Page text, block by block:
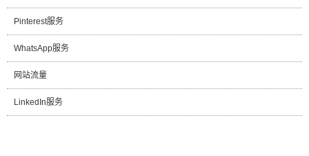
Pinterest服务
WhatsApp服务
网站流量
LinkedIn服务